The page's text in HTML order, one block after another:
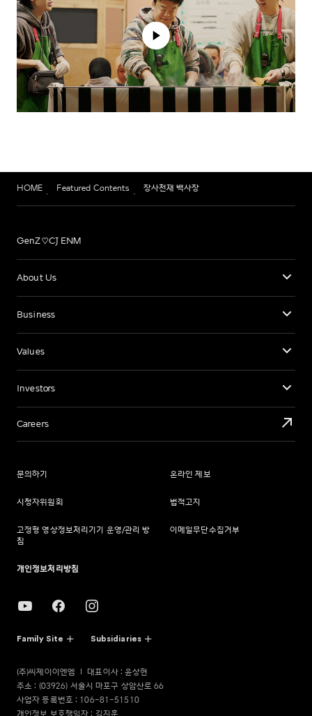
HOME Featured Contents 장사천재 백사장
GenZ♡CJ ENM
About Us
Business
Values
Investors
Careers
문의하기 온라인 제보
시청자위원회 법적고지
고정형 영상정보처리기기 운영/관리 방
침
이메일무단수집거부
개인정보처리방침
Family Site Subsidiaries
(주)씨제이이엔엠
대표이사 : 윤상현
주소 : (03926) 서울시 마포구 상암산로 66
사업자 등록번호 : 106-81-51510